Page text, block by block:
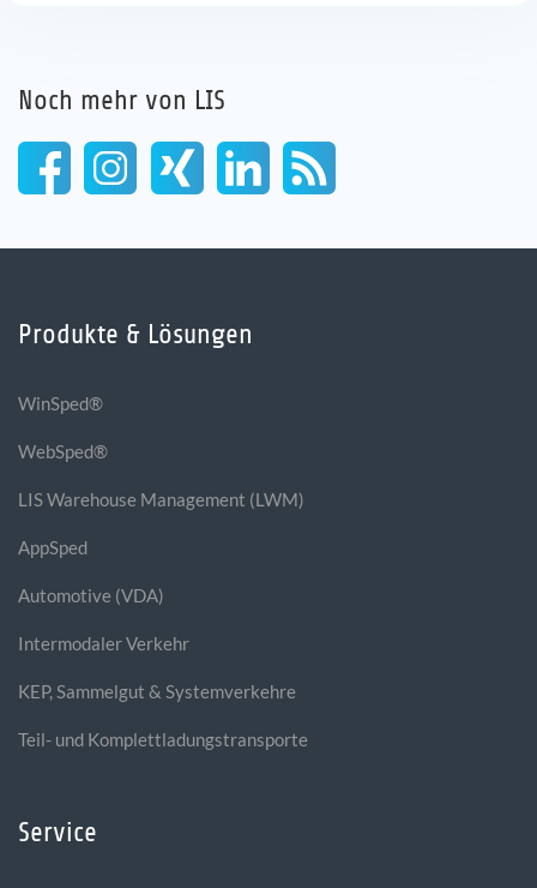
Noch mehr von LIS
Produkte & Lösungen
WinSped®
WebSped®
LIS Warehouse Management (LWM)
AppSped
Automotive (VDA)
Intermodaler Verkehr
KEP, Sammelgut & Systemverkehre
Teil- und Komplettladungstransporte
Service